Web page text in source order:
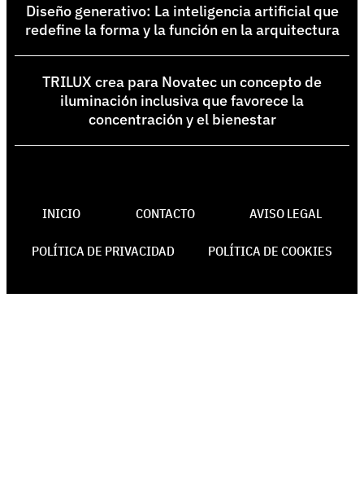
Diseño generativo: La inteligencia artificial que
redefine la forma y la función en la arquitectura
TRILUX crea para Novatec un concepto de
iluminación inclusiva que favorece la
concentración y el bienestar
INICIO CONTACTO AVISO LEGAL
POLÍTICA DE PRIVACIDAD POLÍTICA DE COOKIES